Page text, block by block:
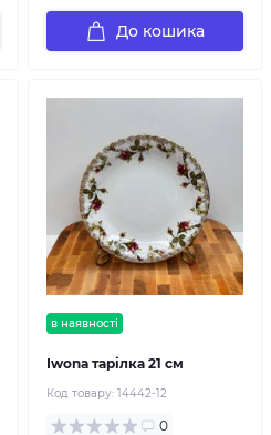
До кошика
в наявності
Iwona тарілка 21 см
Код товару: 14442-12
0